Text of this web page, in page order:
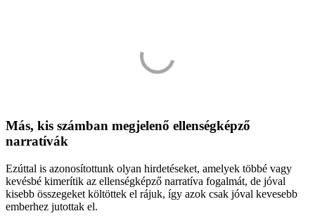
Más, kis számban megjelenő ellenségképző
narratívák
Ezúttal is azonosítottunk olyan hirdetéseket, amelyek többé vagy
kevésbé kimerítik az ellenségképző narratíva fogalmát, de jóval
kisebb összegeket költöttek el rájuk, így azok csak jóval kevesebb
emberhez jutottak el.